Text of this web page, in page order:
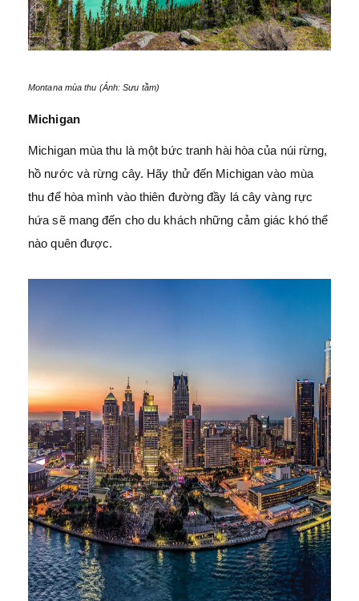
Montana mùa thu (Ảnh: Sưu tầm)
Michigan
Michigan mùa thu là một bức tranh hài hòa của núi rừng,
hồ nước và rừng cây. Hãy thử đến Michigan vào mùa
thu để hòa mình vào thiên đường đầy lá cây vàng rực
hứa sẽ mang đến cho du khách những cảm giác khó thể
nào quên được.